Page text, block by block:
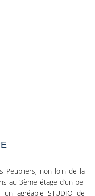
Peupliers, non loin de la
au 3ème étage d’un bel
agréable STUDIO de